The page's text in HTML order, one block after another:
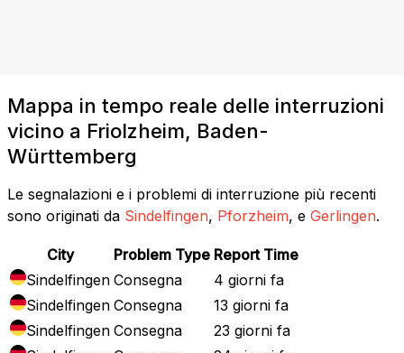
Mappa in tempo reale delle interruzioni
vicino a Friolzheim, Baden-
Württemberg
Le segnalazioni e i problemi di interruzione più recenti
sono originati da Sindelfingen, Pforzheim, e Gerlingen.
City Problem Type Report Time
Sindelfingen Consegna
4 giorni fa
Sindelfingen Consegna
13 giorni fa
Sindelfingen Consegna
23 giorni fa